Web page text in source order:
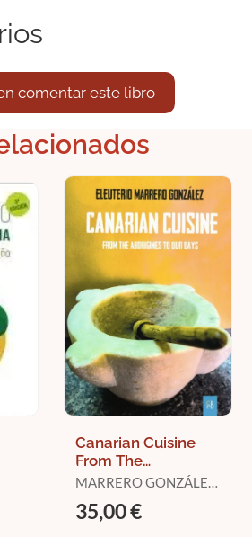
comentar este libro
Canarian Cuisine
From The
Aborigines To Our
MARRERO GONZÁLEZ,
35,00 €